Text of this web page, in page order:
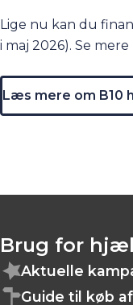
Lige nu kan du
i maj 2026). Se
Læs mere om B10
Brug for
Aktuelle
Guide til køb